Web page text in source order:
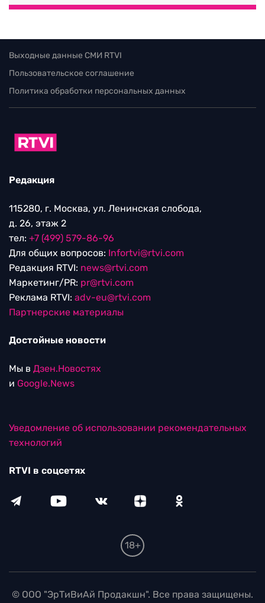
Выходные данные СМИ RTVI
Пользовательское соглашение
Политика обработки персональных данных
Редакция
115280, г. Москва, ул. Ленинская слобода,
д. 26, этаж 2
тел: +7 (499) 579-86-96
Для общих вопросов: Infortvi@rtvi.com
Редакция RTVI: news@rtvi.com
Маркетинг/PR: pr@rtvi.com
Реклама RTVI: adv-eu@rtvi.com
Партнерские материалы
Достойные новости
Мы в Дзен.Новостях
и Google.News
Уведомление об использовании рекомендательных
технологий
RTVI в соцсетях
18+
© ООО "ЭрТиВиАй Продакшн". Все права защищены.